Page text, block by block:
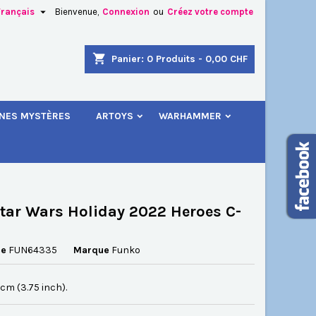
Bienvenue, Connexion ou Créez votre compte

shopping_cart Panier: 0 Produits - 0,00 CHF
MYSTÈRES ARTOYS WARHAMMER
Wars Holiday 2022 Heroes C-
FUN64335 Marque Funko
cm (3.75 inch).